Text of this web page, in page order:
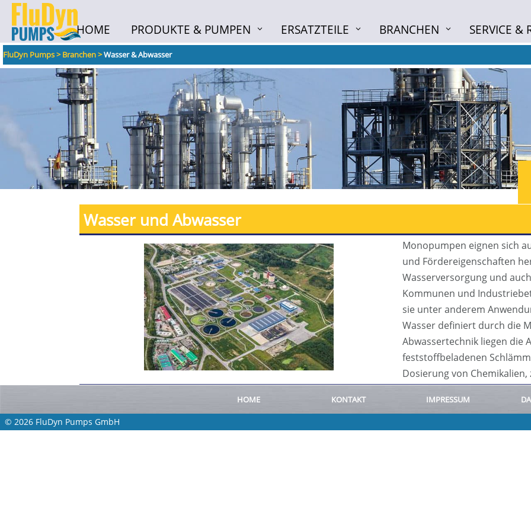
HOME PRODUKTE & PUMPEN ERSATZTEILE BRANCHEN SERVICE &
HOME PRODUKTE & PUMPEN ERSATZTEILE BRANCHEN SERVICE &
FluDyn Pumps>Branchen>Wasser & Abwasser
Wasser undAbwasser
Monopumpen eignen sich
und Fördereigenschaften
Wasserversorgung und
Kommunen und
sie unter anderem
Wasser definiert durch die
Abwassertechnik liegen die
feststoffbeladenen
Dosierung von
HOME KONTAKT IMPRESSUM
© 2026 FluDyn Pumps GmbH